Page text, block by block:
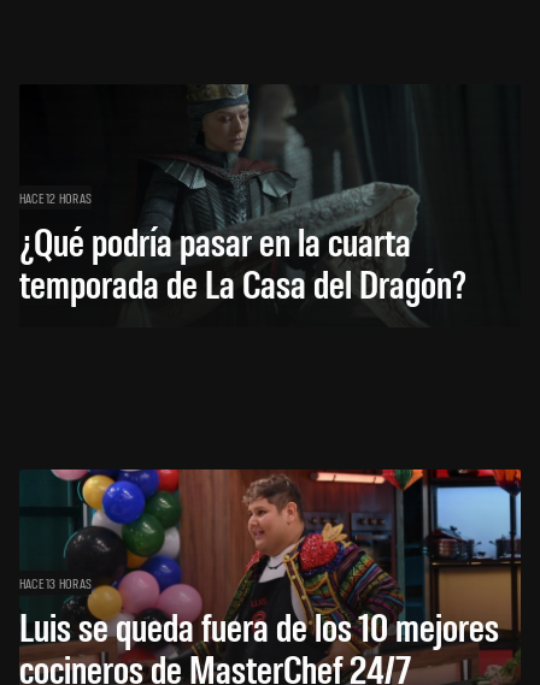
HACE 12 HORAS
¿Qué podría pasar en la cuarta
temporada de La Casa del Dragón?
HACE 13 HORAS
Luis se queda fuera de los 10 mejores
cocineros de MasterChef 24/7